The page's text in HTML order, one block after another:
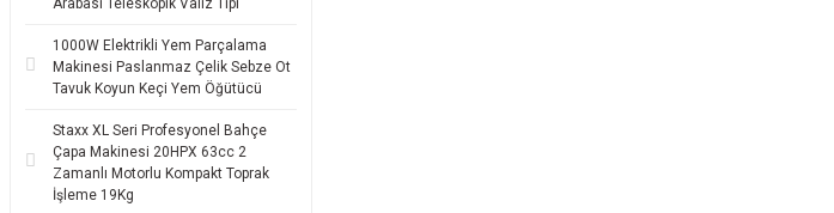
Arabası Teleskopik Valiz Tipi
1000W Elektrikli Yem Parçalama
Makinesi Paslanmaz Çelik Sebze Ot
Tavuk Koyun Keçi Yem Öğütücü
Staxx XL Seri Profesyonel Bahçe
Çapa Makinesi 20HPX 63cc 2
Zamanlı Motorlu Kompakt Toprak
İşleme 19Kg